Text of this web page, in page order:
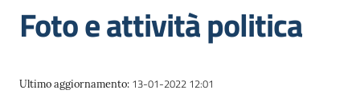
Servizi
Novità
Foto e attività politica
Ultimo aggiornamento: 13-01-2022 12:01